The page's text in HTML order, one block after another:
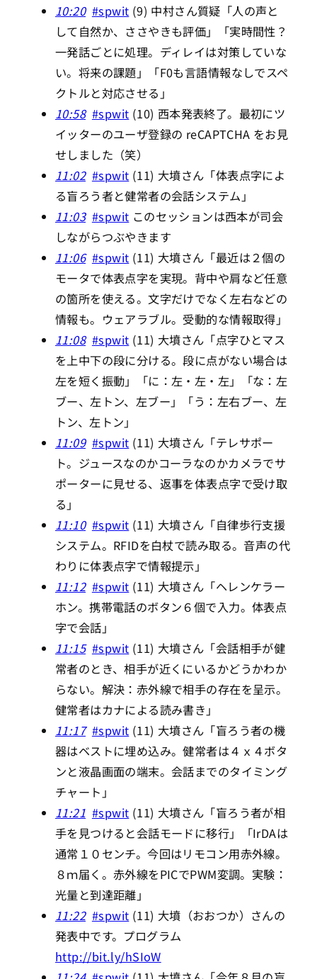
10:20 #spwit (9) 中村さん質疑「人の声と
して自然か、ささやきも評価」「実時間性？
一発話ごとに処理。ディレイは対策していな
い。将来の課題」「F0も言語情報なしでスペ
クトルと対応させる」
10:58 #spwit (10) 西本発表終了。最初にツ
イッターのユーザ登録の reCAPTCHA をお見
せしました（笑）
11:02 #spwit (11) 大墳さん「体表点字によ
る盲ろう者と健常者の会話システム」
11:03 #spwit このセッションは西本が司会
しながらつぶやきます
11:06 #spwit (11) 大墳さん「最近は２個の
モータで体表点字を実現。背中や肩など任意
の箇所を使える。文字だけでなく左右などの
情報も。ウェアラブル。受動的な情報取得」
11:08 #spwit (11) 大墳さん「点字ひとマス
を上中下の段に分ける。段に点がない場合は
左を短く振動」「に：左・左・左」「な：左
ブー、左トン、左ブー」「う：左右ブー、左
トン、左トン」
11:09 #spwit (11) 大墳さん「テレサポー
ト。ジュースなのかコーラなのかカメラでサ
ポーターに見せる、返事を体表点字で受け取
る」
11:10 #spwit (11) 大墳さん「自律歩行支援
システム。RFIDを白杖で読み取る。音声の代
わりに体表点字で情報提示」
11:12 #spwit (11) 大墳さん「ヘレンケラー
ホン。携帯電話のボタン６個で入力。体表点
字で会話」
11:15 #spwit (11) 大墳さん「会話相手が健
常者のとき、相手が近くにいるかどうかわか
らない。解決：赤外線で相手の存在を呈示。
健常者はカナによる読み書き」
11:17 #spwit (11) 大墳さん「盲ろう者の機
器はベストに埋め込み。健常者は４ｘ４ボタ
ンと液晶画面の端末。会話までのタイミング
チャート」
11:21 #spwit (11) 大墳さん「盲ろう者が相
手を見つけると会話モードに移行」「IrDAは
通常１０センチ。今回はリモコン用赤外線。
８ｍ届く。赤外線をPICでPWM変調。実験：
光量と到達距離」
11:22 #spwit (11) 大墳（おおつか）さんの
発表中です。プログラム
http://bit.ly/hSIoW